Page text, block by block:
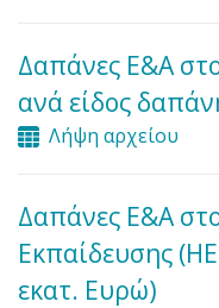
Δαπάνες Ε&Α
ανά είδος
Λήψη αρχείου
Δαπάνες Ε&Α
Εκπαίδευσης
εκατ. Ευρώ)